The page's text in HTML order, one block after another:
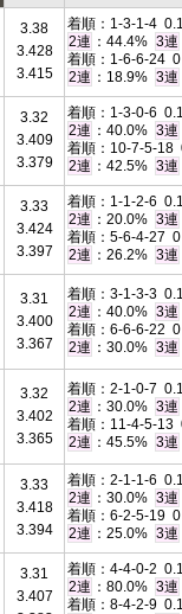
3.38
3.428
3.415
着順：1-3-1-4
2連 ：44.4% 3連
着順：1-6-6-24
2連 ：18.9% 3連
3.32
3.409
3.379
着順：1-3-0-6
2連 ：40.0% 3連
着順：10-7-5-18
2連 ：42.5% 3連
3.33
3.424
3.397
着順：1-1-2-6
2連 ：20.0% 3連
着順：5-6-4-27
2連 ：26.2% 3連
3.31
3.400
3.367
着順：3-1-3-3
2連 ：40.0% 3連
着順：6-6-6-22
2連 ：30.0% 3連
3.32
3.402
3.365
着順：2-1-0-7
2連 ：30.0% 3連
着順：11-4-5-13
2連 ：45.5% 3連
3.33
3.418
3.394
着順：2-1-1-6
2連 ：30.0% 3連
着順：6-2-5-19
2連 ：25.0% 3連
3.31
3.407
着順：4-4-0-2
2連 ：80.0% 3連
着順：8-4-2-9